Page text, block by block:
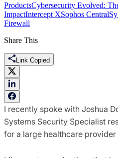
ProductsCybersecurity Evolved:
ImpactIntercept XSophos Central
Firewall
Share This
Link Copied
I recently spoke with Joshua
Systems Security Specialist
for a large healthcare provider